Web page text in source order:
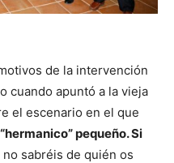
de la intervención
cuando apuntó a la vieja
el escenario en el que
pequeño. Si
no sabréis de quién os